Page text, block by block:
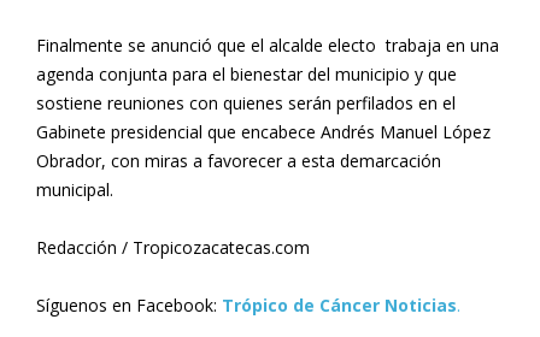
Finalmente se anunció que el alcalde electo trabaja en una
agenda conjunta para el bienestar del municipio y que
sostiene reuniones con quienes serán perfilados en el
Gabinete presidencial que encabece Andrés Manuel López
Obrador, con miras a favorecer a esta demarcación
municipal.
Redacción / Tropicozacatecas.com
Síguenos en Facebook: Trópico de Cáncer Noticias.